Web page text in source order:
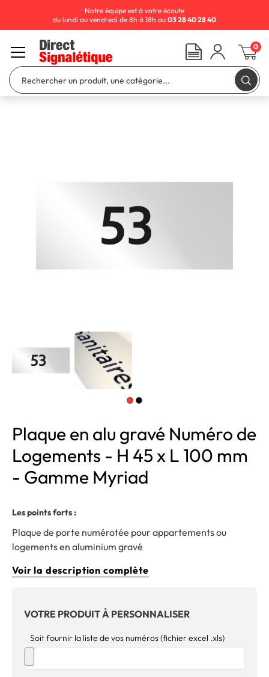
Plaque en alu gravé Numéro de
Logements - H 45 x L 100 mm
- Gamme Myriad
Les points forts :
Plaque de porte numérotée pour appartements ou
logements en aluminium gravé
Voir la description complète
VOTRE PRODUIT À PERSONNALISER
Soit fournir la liste de vos numéros (fichier excel .xls)
Notre équipe est à votre écoute
du lundi au vendredi de 8h à 18h au 03 28 40 28 40
0